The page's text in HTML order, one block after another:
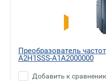
Преобразователь
A2H1SSS-A1A2000000
Добавить к